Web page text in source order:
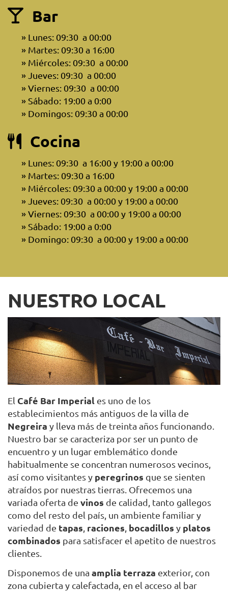
Bar
Lunes: 09:30 a 00:00
Martes: 09:30 a 16:00
Miércoles: 09:30 a 00:00
Jueves: 09:30 a 00:00
Viernes: 09:30 a 00:00
Sábado: 19:00 a 0:00
Domingos: 09:30 a 00:00
Cocina
Lunes: 09:30 a 16:00 y 19:00 a 00:00
Martes: 09:30 a 16:00
Miércoles: 09:30 a 00:00 y 19:00 a 00:00
Jueves: 09:30 a 00:00 y 19:00 a 00:00
Viernes: 09:30 a 00:00 y 19:00 a 00:00
Sábado: 19:00 a 0:00
Domingo: 09:30 a 00:00 y 19:00 a 00:00
NUESTRO LOCAL
El Café Bar Imperial es uno de los
establecimientos más antiguos de la villa de
Negreira y lleva más de treinta años funcionando.
Nuestro bar se caracteriza por ser un punto de
encuentro y un lugar emblemático donde
habitualmente se concentran numerosos vecinos,
así como visitantes y peregrinos que se sienten
atraídos por nuestras tierras. Ofrecemos una
variada oferta de vinos de calidad, tanto gallegos
como del resto del país, un ambiente familiar y
variedad de tapas, raciones, bocadillos y platos
combinados para satisfacer el apetito de nuestros
clientes.
Disponemos de una amplia terraza exterior, con
zona cubierta y calefactada, en el acceso al bar